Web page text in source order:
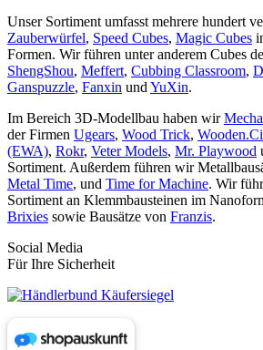
Unser Sortiment umfasst mehrere hundert
Zauberwürfel, Speed Cubes, Magic Cubes
Formen. Wir führen unter anderem Cubes
ShengShou, Meffert, Cubbing Classroom,
Ganspuzzle, Fanxin und YuXin.
Im Bereich 3D-Modellbau haben wir
der Firmen Ugears, Wood Trick,
(EWA), Rokr, Veter Models, Mr. Playwood
Sortiment. Außerdem führen wir
Metal Time, und Time for Machine. Wir
Sortiment an Klemmbausteinen im
Brixies sowie Bausätze von Franzis.
Social Media
Für Ihre Sicherheit